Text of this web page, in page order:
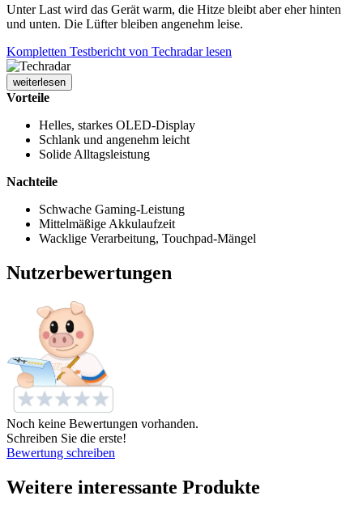
Unter Last wird das Gerät warm, die Hitze bleibt aber eher hinten
und unten. Die Lüfter bleiben angenehm leise.
Kompletten Testbericht von Techradar lesen
weiterlesen
Vorteile
Helles, starkes OLED-Display
Schlank und angenehm leicht
Solide Alltagsleistung
Nachteile
Schwache Gaming-Leistung
Mittelmäßige Akkulaufzeit
Wacklige Verarbeitung, Touchpad-Mängel
Nutzerbewertungen
Noch keine Bewertungen vorhanden.
Schreiben Sie die erste!
Bewertung schreiben
Weitere interessante Produkte